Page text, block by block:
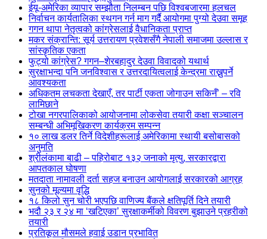
ईयू-अमेरिका व्यापार सम्झौता निलम्बन पछि विश्वबजारमा हलचल
निर्वाचन कार्यतालिका स्थगन गर्न माग गर्दै आयोगमा पुग्यो देउवा समूह
गगन थापा नेतृत्वको कांग्रेसलाई वैधानिकता प्राप्त
मकर संक्रान्ति: सूर्य उत्तरायण प्रवेशसँगै नेपाली समाजमा उल्लास र
सांस्कृतिक एकता
फुट्यो कांग्रेस? गगन–शेरबहादुर देउवा विवादको यथार्थ
सुरक्षाभन्दा पनि जनविश्वास र उत्तरदायित्वलाई केन्द्रमा राख्नुपर्ने
आवश्यकता
अधिकतम लचकता देखाएँ, तर पार्टी एकता जोगाउन सकिनँ’ – रवि
लामिछाने
टोखा नगरपालिकाको आयोजनामा लोकसेवा तयारी कक्षा सञ्चालन
सम्बन्धी अभिमूखिकरण कार्यक्रम सम्पन्न
१० लाख डलर तिर्ने विदेशीहरूलाई अमेरिकामा स्थायी बसोबासको
अनुमति
श्रीलंकामा बाढी – पहिरोबाट १३२ जनाको मृत्यु, सरकारद्वारा
आपतकाल घोषणा
मतदाता नामावली दर्ता सहज बनाउन आयोगलाई सरकारको आग्रह
सुनको मूल्यमा वृद्धि
१८ किलो सुन चोरी भएपछि वाणिज्य बैंकले क्षतिपूर्ति दिने तयारी
भदौ २३ र २४ मा ‘खटिएका’ सुरक्षाकर्मीको विवरण बुझाउने प्रहरीको
तयारी
प्रतिकूल मौसमले हवाई उडान प्रभावित